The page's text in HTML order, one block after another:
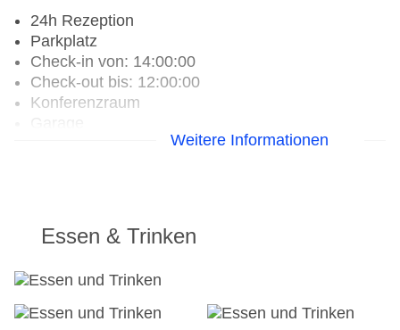
24h Rezeption
Parkplatz
Check-in von: 14:00:00
Check-out bis: 12:00:00
Konferenzraum
Hoteleröffnung: 1925
Lift
Anzahl der Aufzüge: 1
Gesamtanzahl der Stockwerke: 7
Gesamtanzahl der Zimmer: 64
Weitere Informationen
Essen & Trinken